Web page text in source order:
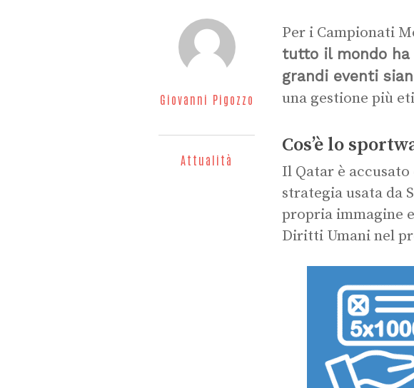
Giovanni Pigozzo
Attualità
Per i Campionati
tutto il mondo
grandi eventi
una gestione più
Cos’è lo
Il Qatar è
strategia usata da
propria immagine
Diritti Umani nel